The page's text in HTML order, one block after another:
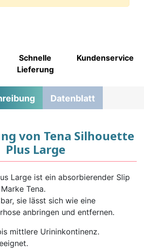
Schnelle
Lieferung
Kundenservice
Datenblatt
von Tena Silhouette
Plus Large
Large ist ein absorbierender Slip
Tena.
sie lässt sich wie eine
anbringen und entfernen.
mittlere Urininkontinenz.